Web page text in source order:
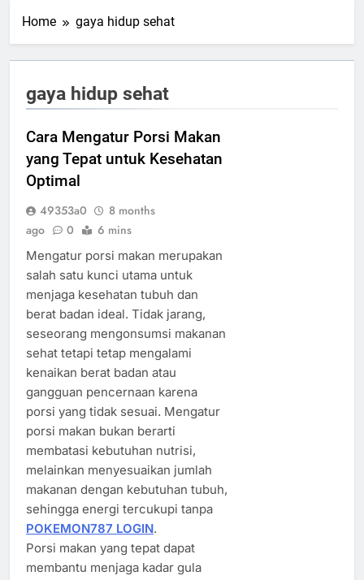
Home gaya hidup sehat
gaya hidup sehat
Cara Mengatur Porsi Makan
yang Tepat untuk Kesehatan
Optimal
49353a0
8 months
ago
0 6 mins
Mengatur porsi makan merupakan
salah satu kunci utama untuk
menjaga kesehatan tubuh dan
berat badan ideal. Tidak jarang,
seseorang mengonsumsi makanan
sehat tetapi tetap mengalami
kenaikan berat badan atau
gangguan pencernaan karena
porsi yang tidak sesuai. Mengatur
porsi makan bukan berarti
membatasi kebutuhan nutrisi,
melainkan menyesuaikan jumlah
makanan dengan kebutuhan tubuh,
sehingga energi tercukupi tanpa
POKEMON787 LOGIN.
Porsi makan yang tepat dapat
membantu menjaga kadar gula